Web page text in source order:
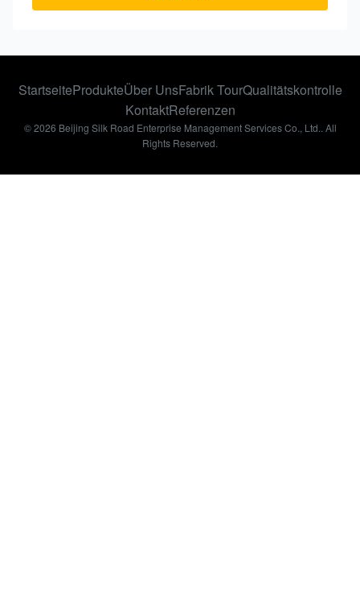
StartseiteProdukteÜber UnsFabrik TourQualitätskontrolle
KontaktReferenzen
© 2026 Beijing Silk Road Enterprise Management Services Co., Ltd.. All
Rights Reserved.